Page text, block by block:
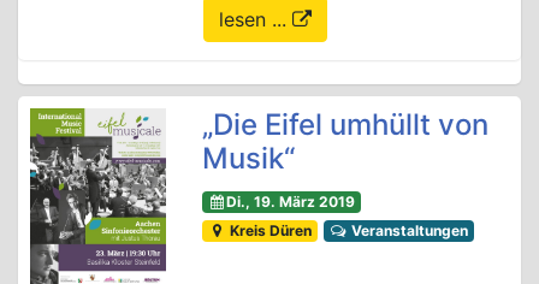
lesen ...
„Die Eifel umhüllt von
Musik“
Di., 19. März 2019
Kreis Düren
Veranstaltungen